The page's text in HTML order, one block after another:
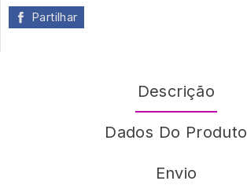
Partilhar
Descrição
Dados Do Produto
Envio